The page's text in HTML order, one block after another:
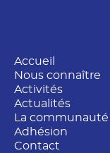
Accueil
Nous connaître
Activités
Actualités
La communauté
Adhésion
Contact